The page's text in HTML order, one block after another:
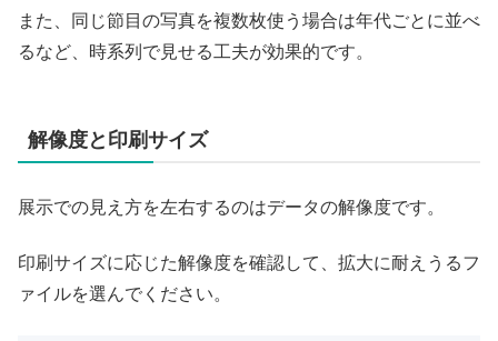
また、同じ節目の写真を複数枚使う場合は年代ごとに並べ
るなど、時系列で見せる工夫が効果的です。
解像度と印刷サイズ
展示での見え方を左右するのはデータの解像度です。
印刷サイズに応じた解像度を確認して、拡大に耐えうるフ
ァイルを選んでください。